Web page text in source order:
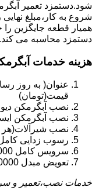
شود.دستمزد تعمیر
شروع به کار،مبلغ
همیار قطعه جایگزین
دستمزد محاسبه می کند.
هزینه خدمات
قیمت(تومان)
نصب آبگرمکن دیواری 80000
نصب آبگرمکن ایستاده 80000
نصب شیرآلات(هر عدد)
رسوب زدایی کامل 80000
سرویس کامل 100000 140000
تعویض مبدل 50000 60000
خدمات نصب،تعمیر و